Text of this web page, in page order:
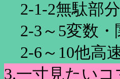
2-1-2無駄部
2-3～5変数・
2-6～10他高
3.一寸見たいコ